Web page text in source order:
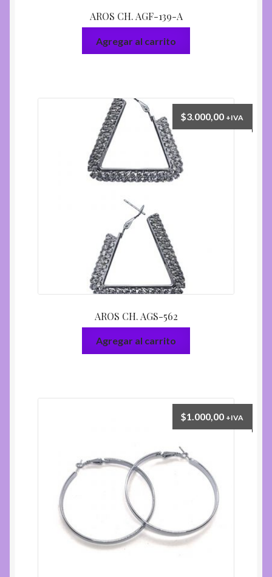
AROS CH. AGF-139-A
Agregar al carrito
AROS CH. AGS-562
$3.000,00 +IVA
Agregar al carrito
$1.000,00 +IVA